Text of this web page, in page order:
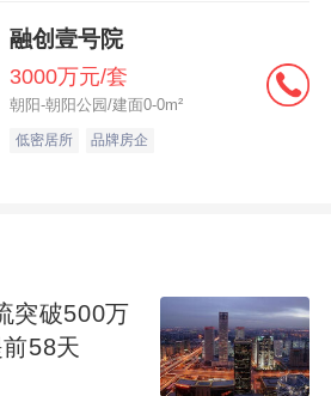
融创壹号院
3000万元/套
朝阳-朝阳公园/建面0-0m²
低密居所 品牌房企
突破500万
58天